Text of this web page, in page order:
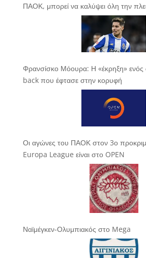
ΠΑΟΚ, μπορεί να καλύψει όλη την
Φρανσίσκο Μόουρα: Η «έκρηξη»
back που έφτασε στην κορυφή
Οι αγώνες του ΠΑΟΚ στον 3ο
Europa League είναι στο OPEN
Ναϊμέγκεν-Ολυμπιακός στο Mega